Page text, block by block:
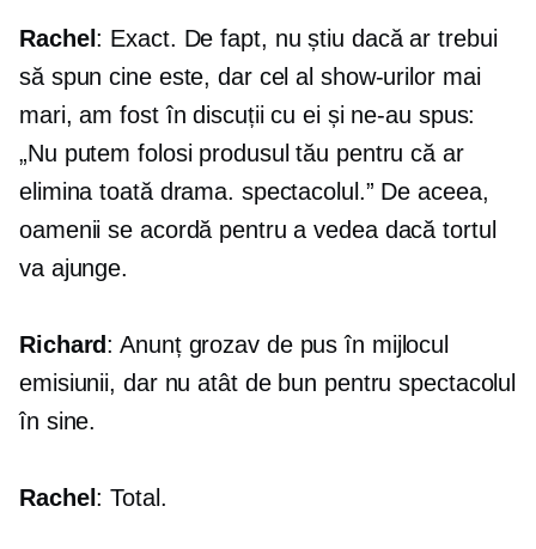
Rachel : Exact. De fapt, nu știu dacă ar trebui
să spun cine este, dar cel al show-urilor mai
mari, am fost în discuții cu ei și ne-au spus:
„Nu putem folosi produsul tău pentru că ar
elimina toată drama. spectacolul.” De aceea,
oamenii se acordă pentru a vedea dacă tortul
va ajunge.
Richard: Anunț grozav de pus în mijlocul
emisiunii, dar nu atât de bun pentru spectacolul
în sine.
Rachel : Total.